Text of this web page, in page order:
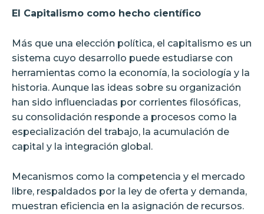
El Capitalismo como hecho científico
Más que una elección política, el capitalismo es un
sistema cuyo desarrollo puede estudiarse con
herramientas como la economía, la sociología y la
historia. Aunque las ideas sobre su organización
han sido influenciadas por corrientes filosóficas,
su consolidación responde a procesos como la
especialización del trabajo, la acumulación de
capital y la integración global.
Mecanismos como la competencia y el mercado
libre, respaldados por la ley de oferta y demanda,
muestran eficiencia en la asignación de recursos.